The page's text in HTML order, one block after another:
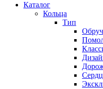
Каталог
Кольца
Тип